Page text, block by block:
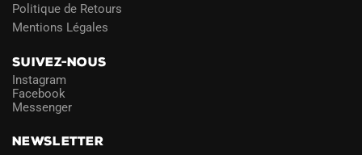
Politique de Retours
Mentions Légales
SUIVEZ-NOUS
Instagram
Facebook
Messenger
NEWSLETTER